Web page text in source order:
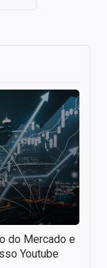
do Mercado e
Youtube